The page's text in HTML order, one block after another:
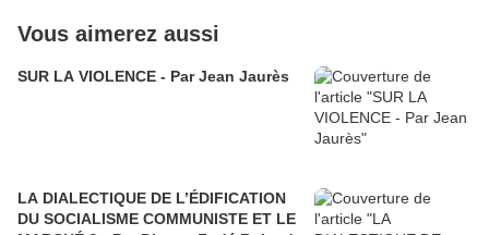
Vous aimerez aussi
SUR LA VIOLENCE - Par Jean Jaurès
LA DIALECTIQUE DE L’ÉDIFICATION
DU SOCIALISME COMMUNISTE ET LE